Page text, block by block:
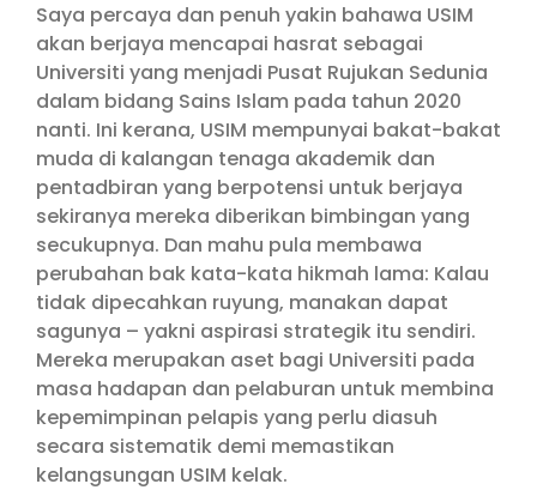
Saya percaya dan penuh yakin bahawa USIM
akan berjaya mencapai hasrat sebagai
Universiti yang menjadi Pusat Rujukan Sedunia
dalam bidang Sains Islam pada tahun 2020
nanti. Ini kerana, USIM mempunyai bakat-bakat
muda di kalangan tenaga akademik dan
pentadbiran yang berpotensi untuk berjaya
sekiranya mereka diberikan bimbingan yang
secukupnya. Dan mahu pula membawa
perubahan bak kata-kata hikmah lama: Kalau
tidak dipecahkan ruyung, manakan dapat
sagunya – yakni aspirasi strategik itu sendiri.
Mereka merupakan aset bagi Universiti pada
masa hadapan dan pelaburan untuk membina
kepemimpinan pelapis yang perlu diasuh
secara sistematik demi memastikan
kelangsungan USIM kelak.